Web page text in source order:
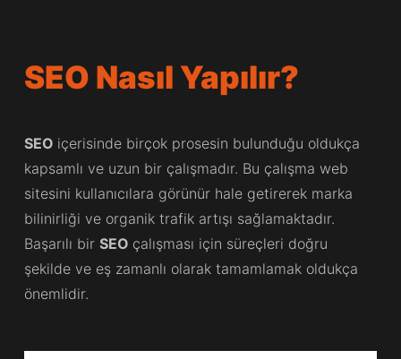
SEO Nasıl Yapılır?
SEO içerisinde birçok prosesin bulunduğu oldukça
kapsamlı ve uzun bir çalışmadır. Bu çalışma web
sitesini kullanıcılara görünür hale getirerek marka
bilinirliği ve organik trafik artışı sağlamaktadır.
Başarılı bir SEO çalışması için süreçleri doğru
şekilde ve eş zamanlı olarak tamamlamak oldukça
önemlidir.